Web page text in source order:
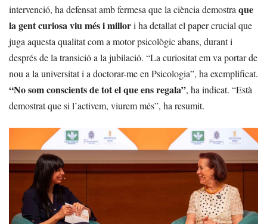
intervenció, ha defensat amb fermesa que la ciència demostra que
la gent curiosa viu més i millori ha detallat el paper crucial que
juga aquesta qualitat com a motor psicològic abans, durant i
després de la transició a la jubilació. “La curiositat em va portar de
nou a la universitat i a doctorar-me en Psicologia”, ha exemplificat.
“No som conscients de tot el que ens regala”, ha indicat. “Està
demostrat que si l’activem, viurem més”, ha resumit.